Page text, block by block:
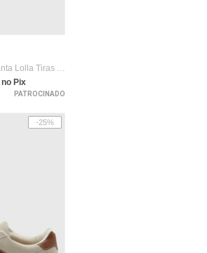
Sandália Feminina Santa Lolla Tiras Baixa Marrom
no Pix
PATROCINADO
-25%